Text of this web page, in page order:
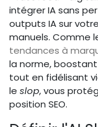
intégrer IA sans
outputs IA sur
manuels. Comme
tendances à
la norme,
tout en fidélisant
le slop, vous
position SEO.